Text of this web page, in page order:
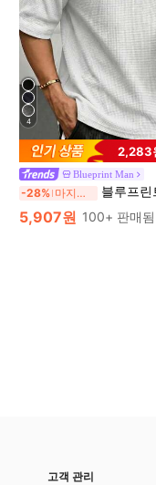
4
2,283
Blueprint Man
-28% 마지막 3일 블루프린트 남성 1개 남성용 와플 텍스처 반오픈 칼라 반팔 탑, 폴로 칼라 반팔 초박형 여름 티셔츠, 루즈핏 편안
5,907원 100+ 판매됨
고객 관리